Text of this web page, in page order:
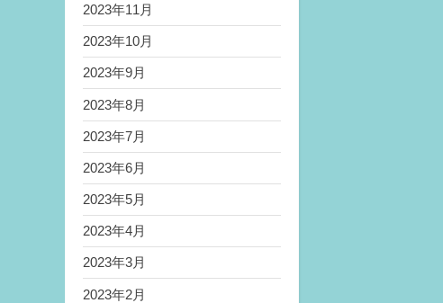
2023年11月
2023年10月
2023年9月
2023年8月
2023年7月
2023年6月
2023年5月
2023年4月
2023年3月
2023年2月